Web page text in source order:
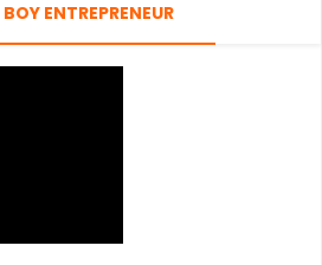
ENTREPRENEUR